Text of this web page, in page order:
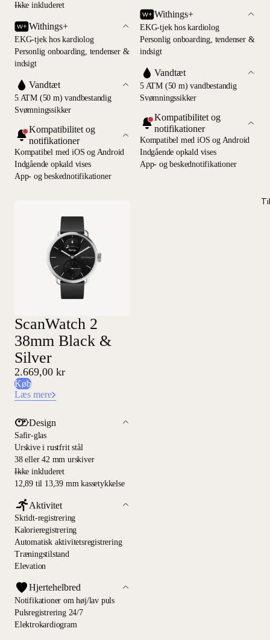
—
Ikke inkluderet
Withings+
EKG-tjek hos kardiolog
Personlig onboarding, tendenser &
indsigt
Vandtæt
5 ATM (50 m) vandbestandig
Svømningssikker
Kompatibilitet og
notifikationer
Kompatibel med iOS og Android
Indgående opkald vises
App- og beskednotifikationer
Withings+
EKG-tjek hos kardiolog
Personlig onboarding, tendenser &
indsigt
Vandtæt
5 ATM (50 m) vandbestandig
Svømningssikker
Kompatibilitet og
notifikationer
Kompatibel med iOS og Android
Indgående opkald vises
App- og beskednotifikationer
ScanWatch 2
38mm Black &
Silver
2.669,00 kr
Køb
Læs mere
Design
Safir-glas
Urskive i rustfrit stål
38 eller 42 mm urskiver
—
Ikke inkluderet
12,89 til 13,39 mm kassetykkelse
Aktivitet
Skridt-registrering
Kalorieregistrering
Automatisk aktivitetsregistrering
Træningstilstand
Elevation
Hjertehelbred
Notifikationer om høj/lav puls
Pulsregistrering 24/7
Elektrokardiogram